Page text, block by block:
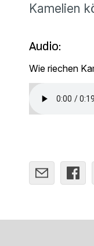
Kamelien
Audio:
Wie riechen